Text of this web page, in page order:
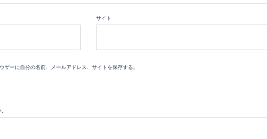
サイト
ザーに自分の名前、メールアドレス、サイトを保存する。